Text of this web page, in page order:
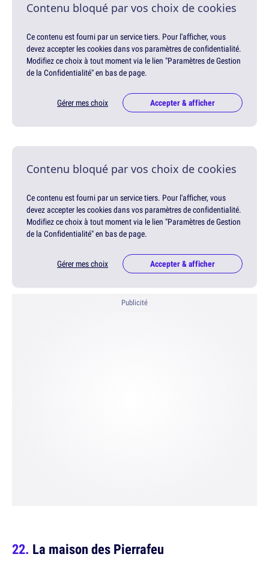
Contenu bloqué par vos choix de cookies
Ce contenu est fourni par un service tiers. Pour l'afficher, vous
devez accepter les cookies dans vos paramètres de confidentialité.
Modifiez ce choix à tout moment via le lien "Paramètres de Gestion
de la Confidentialité" en bas de page.
Gérer mes choix Accepter & afficher
Contenu bloqué par vos choix de cookies
Ce contenu est fourni par un service tiers. Pour l'afficher, vous
devez accepter les cookies dans vos paramètres de confidentialité.
Modifiez ce choix à tout moment via le lien "Paramètres de Gestion
de la Confidentialité" en bas de page.
Gérer mes choix Accepter & afficher
Publicité
La maison des Pierrafeu